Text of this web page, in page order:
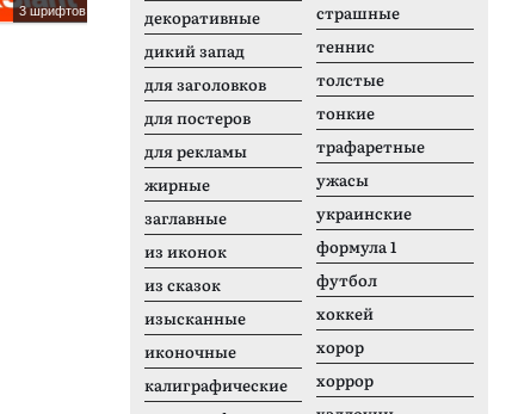
3 шрифтов 1 шрифтов
Gabo Drive
декоративные
дикий запад
для заголовков
для постеров
для рекламы
жирные
заглавные
из иконок
из сказок
изысканные
иконочные
калиграфические
страшные
теннис
толстые
тонкие
трафаретные
ужасы
украинские
формула 1
футбол
хоккей
хорор
хоррор